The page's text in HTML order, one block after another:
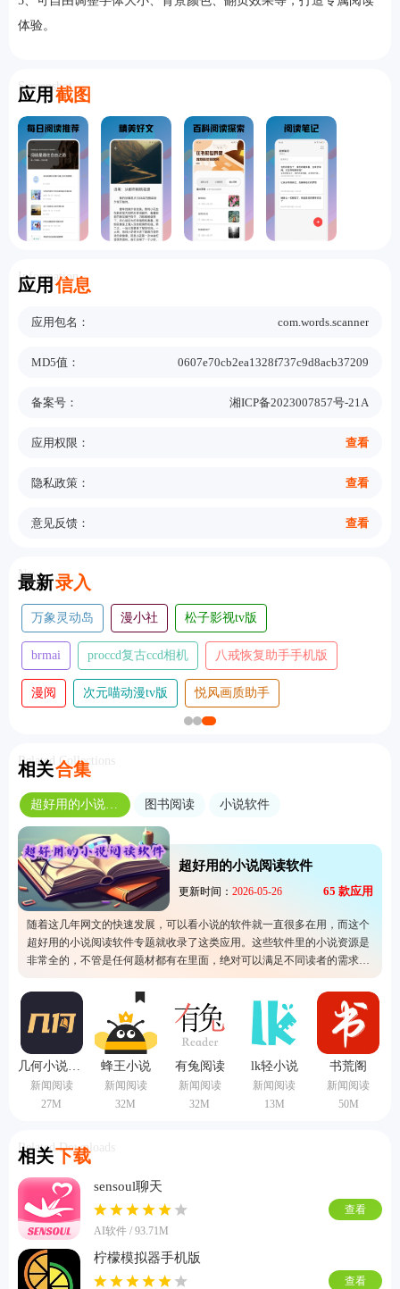
体验。
应用 截图
Screenshot
应用 信息
Information
应用包名： com.words.scanner
MD5值： 0607e70cb2ea1328f737c9d8acb37209
备案号： 湘ICP备2023007857号-21A
应用权限： 查看
隐私政策： 查看
意见反馈： 查看
最新录入
New
万象灵动岛 漫小社 松子影视tv版
brmai proccd复古ccd相机 八戒恢复助手手机版
漫阅 次元喵动漫tv版 悦风画质助手
相关合集
Related Collections
超好用的小说阅读软件 图书阅读 小说软件
超好用的小说阅读软件
更新时间： 2026-05-26 65 款应用
随着这几年网文的快速发展，可以看小说的软件就一直很多在用，而这个
超好用的小说阅读软件专题就收录了这类应用。这些软件里的小说资源是
非常全的，不管是任何题材都有在里面，绝对可以满足不同读者的需求。
而这里的软件算得上是比较热门的一类了，经常快小说的人可以在这里选
择一个合适的去使用噢，或许它能给自己一个惊喜呢。
几何小说纯净版
新闻阅读
27M
蜂王小说
新闻阅读
32M
有兔阅读
新闻阅读
32M
lk轻小说
新闻阅读
13M
书荒阁
新闻阅读
50M
相关下载
Related Downloads
sensoul聊天
AI软件 / 93.71M
查看
柠檬模拟器手机版
查看